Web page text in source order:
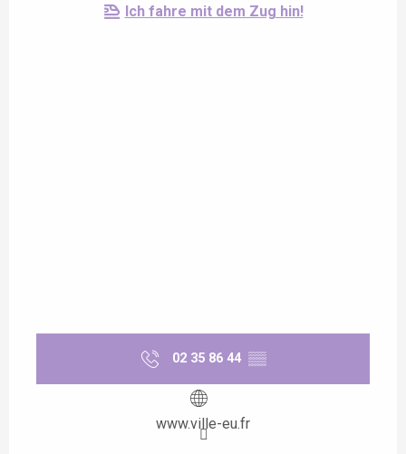
Ich fahre mit dem Zug hin!
02 35 86 44 ▒▒
www.ville-eu.fr